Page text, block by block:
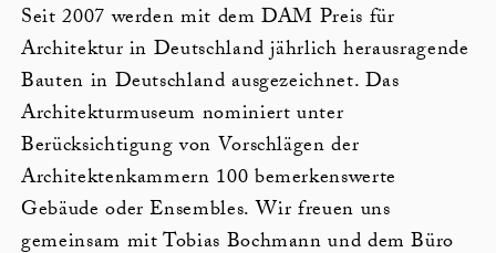
Seit 2007 werden mit dem DAM Preis für
Architektur in Deutschland jährlich herausragende
Bauten in Deutschland ausgezeichnet. Das
Architekturmuseum nominiert unter
Berücksichtigung von Vorschlägen der
Architektenkammern 100 bemerkenswerte
Gebäude oder Ensembles. Wir freuen uns
gemeinsam mit Tobias Bochmann und dem Büro